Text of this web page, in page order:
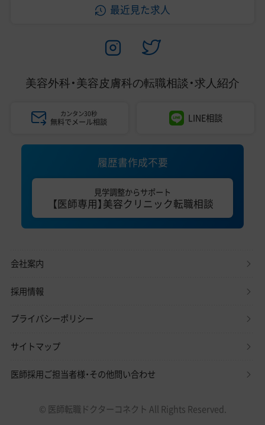
最近見た求人
美容外科・美容皮膚科の転職相談・求人紹介
カンタン30秒
無料でメール相談 LINE相談
履歴書作成不要
見学調整からサポート
【医師専用】美容クリニック転職相談
会社案内
採用情報
プライバシーポリシー
サイトマップ
医師採用ご担当者様・その他問い合わせ
© 医師転職ドクターコネクト All Rights Reserved.